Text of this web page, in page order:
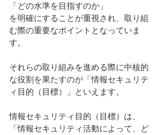
「どの水準を目指すのか」
を明確にすることが重視され、取り組
む際の重要なポイントとなっていま
す。
それらの取り組みを進める際に中核的
な役割を果たすのが「情報セキュリテ
ィ目的（目標）」といえます。
情報セキュリティ目的（目標）は、
「情報セキュリティ活動によって、ど